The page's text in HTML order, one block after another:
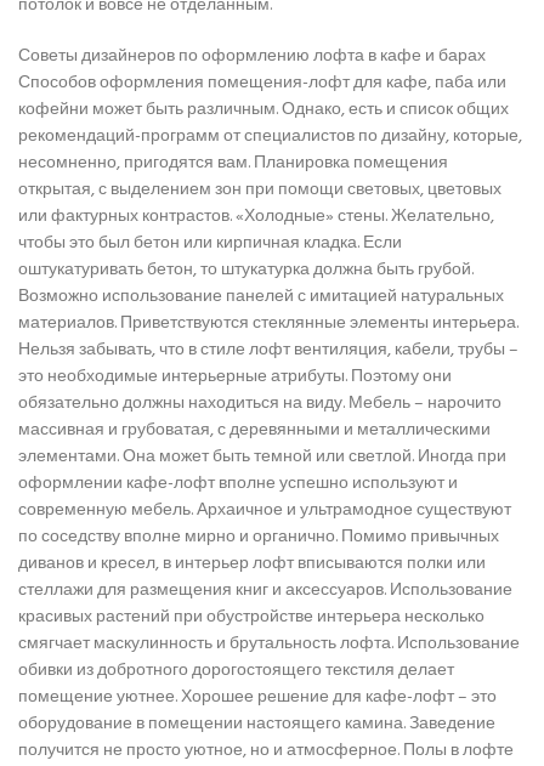
потолок и вовсе не отделанным.
Советы дизайнеров по оформлению лофта в кафе и барах
Способов оформления помещения-лофт для кафе, паба или
кофейни может быть различным. Однако, есть и список общих
рекомендаций-программ от специалистов по дизайну, которые,
несомненно, пригодятся вам. Планировка помещения
открытая, с выделением зон при помощи световых, цветовых
или фактурных контрастов. «Холодные» стены. Желательно,
чтобы это был бетон или кирпичная кладка. Если
оштукатуривать бетон, то штукатурка должна быть грубой.
Возможно использование панелей с имитацией натуральных
материалов. Приветствуются стеклянные элементы интерьера.
Нельзя забывать, что в стиле лофт вентиляция, кабели, трубы –
это необходимые интерьерные атрибуты. Поэтому они
обязательно должны находиться на виду. Мебель – нарочито
массивная и грубоватая, с деревянными и металлическими
элементами. Она может быть темной или светлой. Иногда при
оформлении кафе-лофт вполне успешно используют и
современную мебель. Архаичное и ультрамодное существуют
по соседству вполне мирно и органично. Помимо привычных
диванов и кресел, в интерьер лофт вписываются полки или
стеллажи для размещения книг и аксессуаров. Использование
красивых растений при обустройстве интерьера несколько
смягчает маскулинность и брутальность лофта. Использование
обивки из добротного дорогостоящего текстиля делает
помещение уютнее. Хорошее решение для кафе-лофт – это
оборудование в помещении настоящего камина. Заведение
получится не просто уютное, но и атмосферное. Полы в лофте